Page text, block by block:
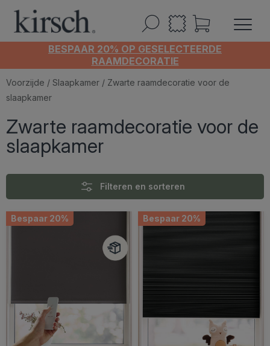
BESPAAR 20% OP GESELECTEERDE
RAAMDECORATIE
Voorzijde / Slaapkamer / Zwarte raamdecoratie voor de
slaapkamer
Zwarte raamdecoratie voor de
slaapkamer
Filteren en sorteren
Bespaar 20% Bespaar 20%